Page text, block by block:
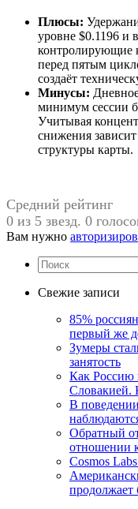
Плюсы:
уровне $0.1196 и
контролирующие
перед пятым
создаёт
Минусы:
минимум сессии
Учитывая
снижения
структуры карты.
Средний рейтинг
0 из 5 звезд. 0
Вам нужно
Свежие записи
85%
первый же
Зумеры
занятость
Как Россию
Словакией.
В
Обратный
отношении
Cosmos
продолжает